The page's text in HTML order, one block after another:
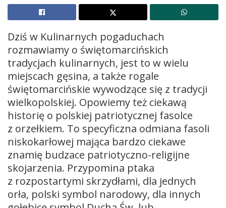
Dziś w Kulinarnych pogaduchach
rozmawiamy o świętomarcińskich
tradycjach kulinarnych, jest to w wielu
miejscach gęsina, a także rogale
świętomarcińskie wywodzące się z tradycji
wielkopolskiej. Opowiemy też ciekawą
historię o polskiej patriotycznej fasolce
z orzełkiem. To specyficzna odmiana fasoli
niskokarłowej mająca bardzo ciekawe
znamię budzace patriotyczno-religijne
skojarzenia. Przypomina ptaka
z rozpostartymi skrzydłami, dla jednych
orła, polski symbol narodowy, dla innych